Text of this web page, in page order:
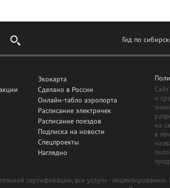
Гид по
Экокарта
Сделано в России
Онлайн-табло аэропорта
Расписание электричек
Расписание поездов
Подписка на новости
Спецпроекты
Наглядно
и
на
в
сертификации, все услуги -